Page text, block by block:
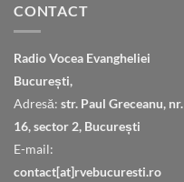
CONTACT
Radio Vocea Evangheliei
București,
Adresă: str. Paul Greceanu, nr.
16, sector 2, București
E-mail:
contact[at]rvebucuresti.ro